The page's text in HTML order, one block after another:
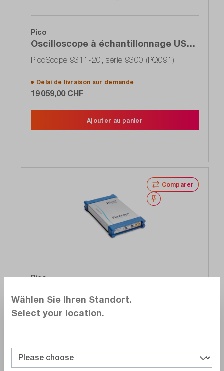
Pico
Oscilloscope à échantillonnage USB
pour PC, 2 canaux, 20 GHz, TDR/TDT
intégré
PicoScope 9311-20, série 9300 (PQ091)
Délai de livraison sur demande
19 059,00 CHF
Ajouter au panier
Comparer
Noter
Pico
PicoScope 9301-20, oscilloscope USB pour
PC, 2 canaux, 20GHz, série 9300
Ajouter au panier
Wählen Sie Ihren Standort.
Select your location.